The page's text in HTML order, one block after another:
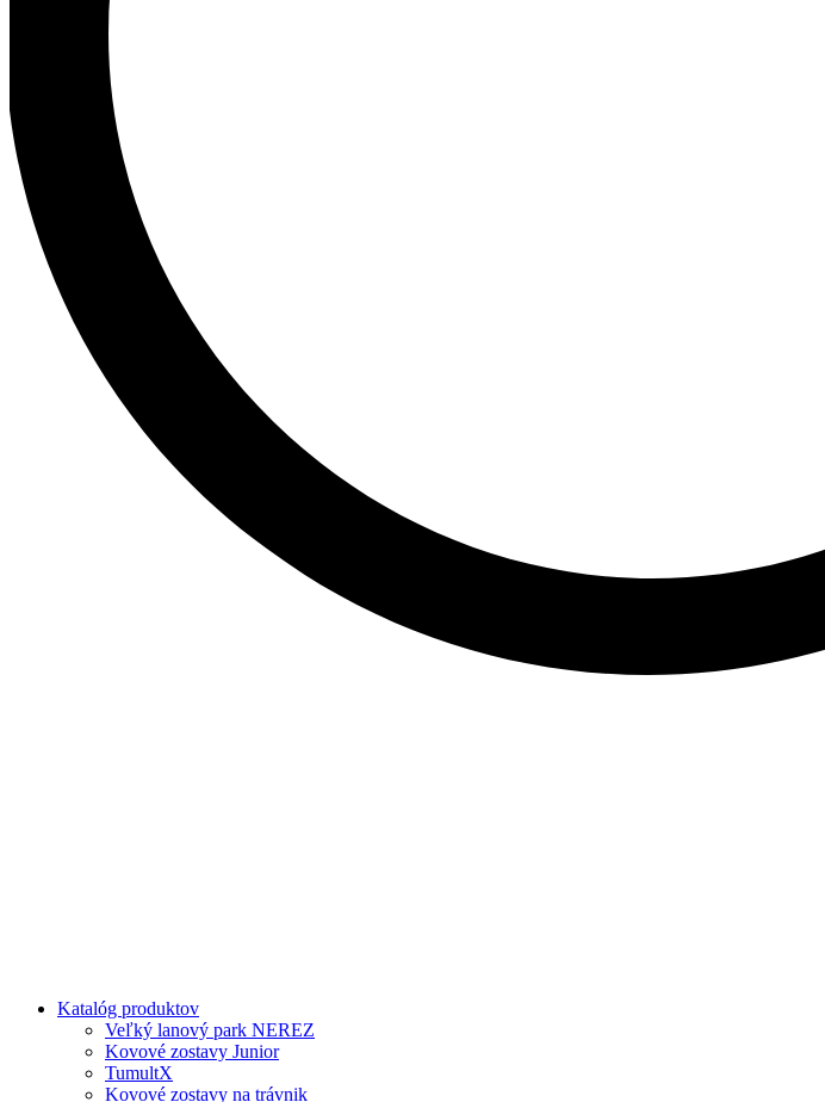
Katalóg produktov
Veľký lanový park NEREZ
Kovové zostavy Junior
TumultX
Kovové zostavy na trávnik